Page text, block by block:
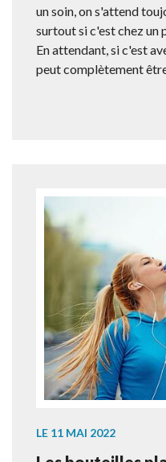
un soin, on s'attend
surtout si c'est chez un
En attendant, si c'est
peut complètement
LE 11 MAI 2022